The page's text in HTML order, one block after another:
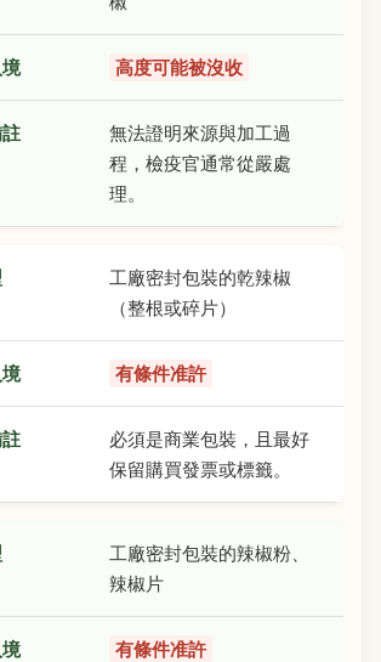
高度可能被沒收
無法證明來源與加工過
程，檢疫官通常從嚴處
理。
工廠密封包裝的乾辣椒
（整根或碎片）
有條件准許
必須是商業包裝，且最好
保留購買發票或標籤。
工廠密封包裝的辣椒粉、
辣椒片
有條件准許